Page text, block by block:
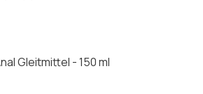
Gleitmittel - 150 ml